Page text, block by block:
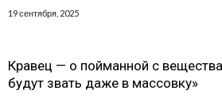
19 сентября, 2025
Кравец — о пойманной с
будут звать даже в массовку»